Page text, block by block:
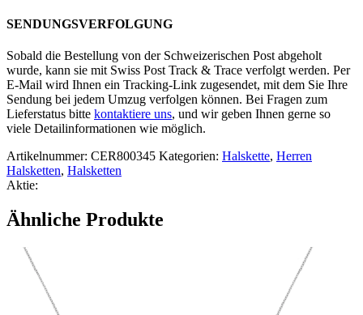
SENDUNGSVERFOLGUNG
Sobald die Bestellung von der Schweizerischen Post abgeholt
wurde, kann sie mit Swiss Post Track & Trace verfolgt werden. Per
E-Mail wird Ihnen ein Tracking-Link zugesendet, mit dem Sie Ihre
Sendung bei jedem Umzug verfolgen können. Bei Fragen zum
Lieferstatus bitte kontaktiere uns, und wir geben Ihnen gerne so
viele Detailinformationen wie möglich.
Artikelnummer: CER800345 Kategorien: Halskette, Herren
Halsketten, Halsketten
Aktie:
Ähnliche Produkte